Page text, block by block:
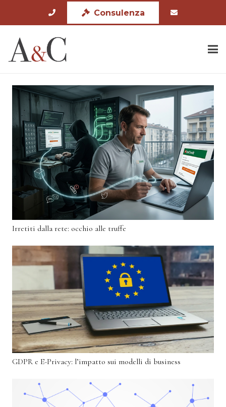
Consulenza
Irretiti dalla rete: occhio alle truffe
GDPR e E-Privacy: l’impatto sui modelli di business